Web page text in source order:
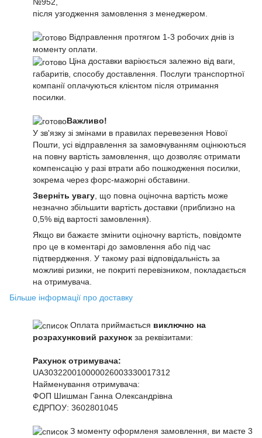
після узгодження замовлення з менеджером.
Відправлення протягом 1-3 робочих днів із
моменту оплати.
Ціна доставки варіюється залежно від ваги,
габаритів, способу доставлення. Послуги транспортної
компанії оплачуються клієнтом після отримання
посилки.
Важливо!
У зв'язку зі змінами в правилах перевезення Нової
Пошти, усі відправлення за замовчуванням оцінюються
на повну вартість замовлення, що дозволяє отримати
компенсацію у разі втрати або пошкодження посилки,
зокрема через форс-мажорні обставини.
Зверніть увагу , що повна оціночна вартість може
незначно збільшити вартість доставки (приблизно на
0,5% від вартості замовлення).
Якщо ви бажаєте змінити оціночну вартість, повідомте
про це в коментарі до замовлення або під час
підтвердження. У такому разі відповідальність за
можливі ризики, не покриті перевізником, покладається
на отримувача.
Більше інформації про доставку
Оплата приймається виключно на
розрахунковий рахунок за реквізитами:
Рахунок отримувача:
UA303220010000026003330017312
Найменування отримувача:
ФОП Шишман Ганна Олександрівна
ЄДРПОУ: 3602801045
З моменту оформленя замовлення, ви маєте 3